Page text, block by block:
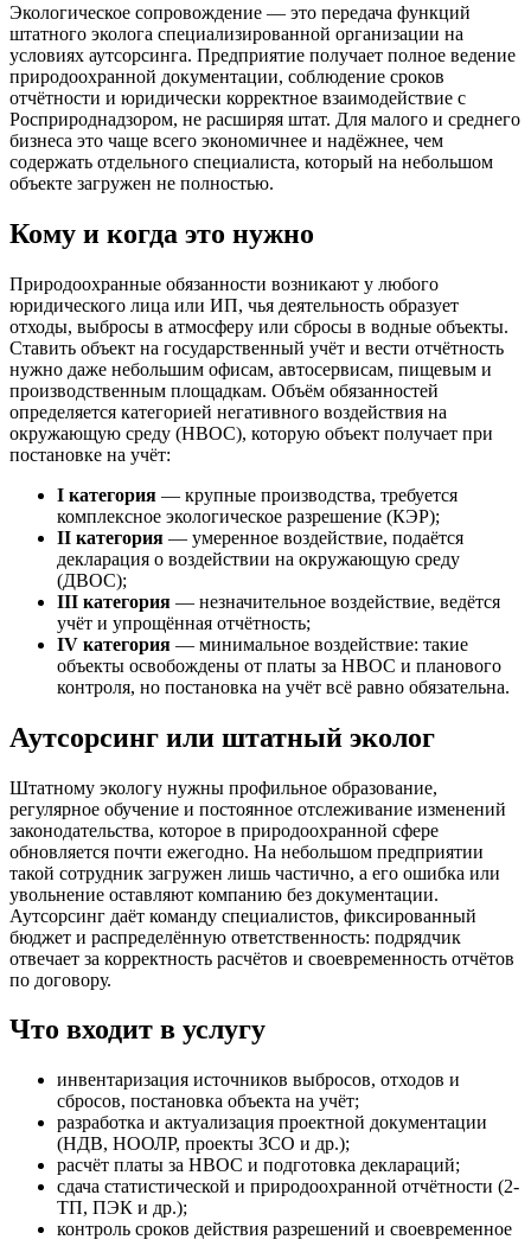
Экологическое сопровождение — это передача функций
штатного эколога специализированной организации на
условиях аутсорсинга. Предприятие получает полное ведение
природоохранной документации, соблюдение сроков
отчётности и юридически корректное взаимодействие с
Росприроднадзором, не расширяя штат. Для малого и среднего
бизнеса это чаще всего экономичнее и надёжнее, чем
содержать отдельного специалиста, который на небольшом
объекте загружен не полностью.
Кому и когда это нужно
Природоохранные обязанности возникают у любого
юридического лица или ИП, чья деятельность образует
отходы, выбросы в атмосферу или сбросы в водные объекты.
Ставить объект на государственный учёт и вести отчётность
нужно даже небольшим офисам, автосервисам, пищевым и
производственным площадкам. Объём обязанностей
определяется категорией негативного воздействия на
окружающую среду (НВОС), которую объект получает при
постановке на учёт:
I категория — крупные производства, требуется
комплексное экологическое разрешение (КЭР);
II категория — умеренное воздействие, подаётся
декларация о воздействии на окружающую среду
(ДВОС);
III категория — незначительное воздействие, ведётся
учёт и упрощённая отчётность;
IV категория — минимальное воздействие: такие
объекты освобождены от платы за НВОС и планового
контроля, но постановка на учёт всё равно обязательна.
Аутсорсинг или штатный эколог
Штатному экологу нужны профильное образование,
регулярное обучение и постоянное отслеживание изменений
законодательства, которое в природоохранной сфере
обновляется почти ежегодно. На небольшом предприятии
такой сотрудник загружен лишь частично, а его ошибка или
увольнение оставляют компанию без документации.
Аутсорсинг даёт команду специалистов, фиксированный
бюджет и распределённую ответственность: подрядчик
отвечает за корректность расчётов и своевременность отчётов
по договору.
Что входит в услугу
инвентаризация источников выбросов, отходов и
сбросов, постановка объекта на учёт;
разработка и актуализация проектной документации
(НДВ, НООЛР, проекты ЗСО и др.);
расчёт платы за НВОС и подготовка деклараций;
сдача статистической и природоохранной отчётности (2-
ТП, ПЭК и др.);
контроль сроков действия разрешений и своевременное